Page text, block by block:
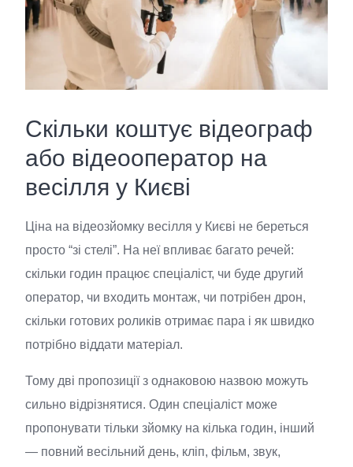
Скільки коштує відеограф
або відеооператор на
весілля у Києві
Ціна на відеозйомку весілля у Києві не береться
просто “зі стелі”. На неї впливає багато речей:
скільки годин працює спеціаліст, чи буде другий
оператор, чи входить монтаж, чи потрібен дрон,
скільки готових роликів отримає пара і як швидко
потрібно віддати матеріал.
Тому дві пропозиції з однаковою назвою можуть
сильно відрізнятися. Один спеціаліст може
пропонувати тільки зйомку на кілька годин, інший
— повний весільний день, кліп, фільм, звук,